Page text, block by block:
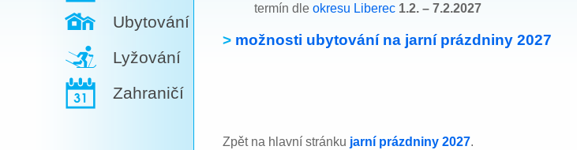
Ubytování
Lyžování
Zahraničí
termín dle okresu Liberec 1.2. – 7.2.2027
> možnosti ubytování na jarní prázdniny 2027
Zpět na hlavní stránku jarní prázdniny 2027.